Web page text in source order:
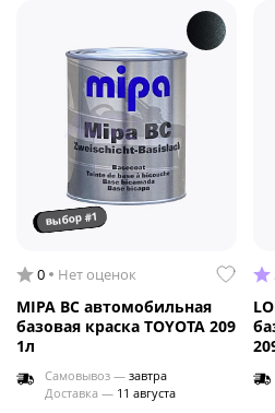
выбор #1
0 Нет оценок
MIPA BC автомобильная
базовая краска TOYOTA 209
1л
Самовывоз — завтра
Доставка — 11 августа